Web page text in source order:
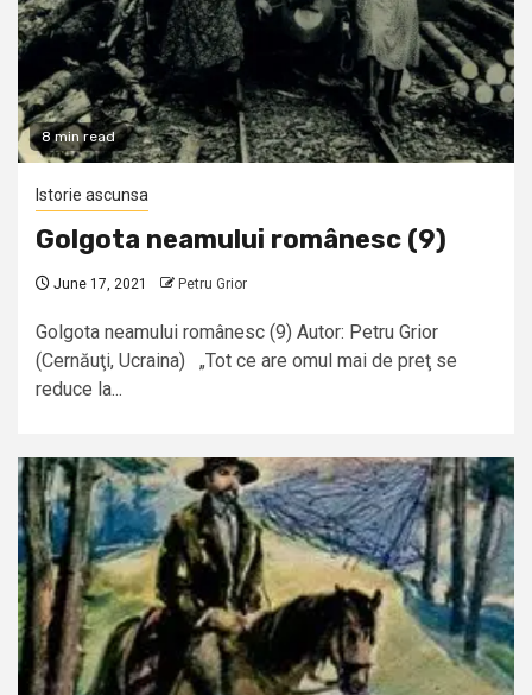
8 min read
Istorie ascunsa
Golgota neamului românesc (9)
June 17, 2021 Petru Grior
Golgota neamului românesc (9) Autor: Petru Grior
(Cernăuţi, Ucraina) „Tot ce are omul mai de preţ se
reduce la...